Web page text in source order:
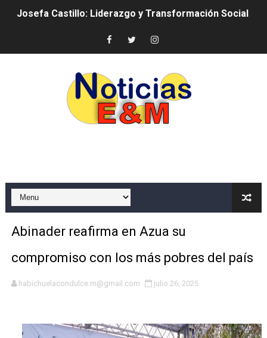
Josefa Castillo: Liderazgo y Transformación Social al
Lee Ballester a los que se forman como agentes
Trabajadores de la prensa y Obispado de la
Ministerio de Cultura anuncia ganadores de Premios
Banco Popular escala 17 posiciones en los mil
SNS y el SRSO actualizan Manual de Comunicación
Osiris de León responde a Roberto Tineo y a Yeisy
DGPCF: 55 años sembrando desarrollo y
-Propeep y Gestión Presidencial encabezan entrega
Abinader reafirma en Azua su
compromiso con los más pobres del país
habichuelacondulce.m@gmail.com julio 26, 2025